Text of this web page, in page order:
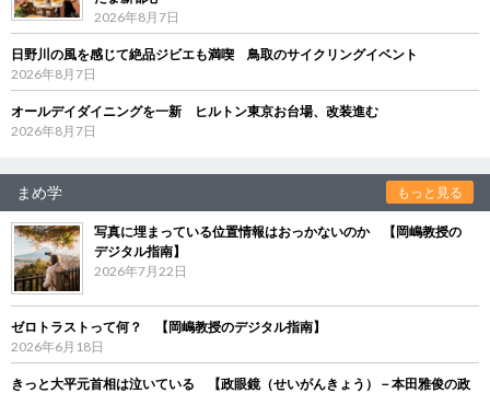
2026年8月7日
日野川の風を感じて絶品ジビエも満喫 鳥取のサイクリングイベント
2026年8月7日
オールデイダイニングを一新 ヒルトン東京お台場、改装進む
2026年8月7日
まめ学 もっと見る
写真に埋まっている位置情報はおっかないのか 【岡嶋教授の
デジタル指南】
2026年7月22日
ゼロトラストって何？ 【岡嶋教授のデジタル指南】
2026年6月18日
きっと大平元首相は泣いている 【政眼鏡（せいがんきょう）－本田雅俊の政